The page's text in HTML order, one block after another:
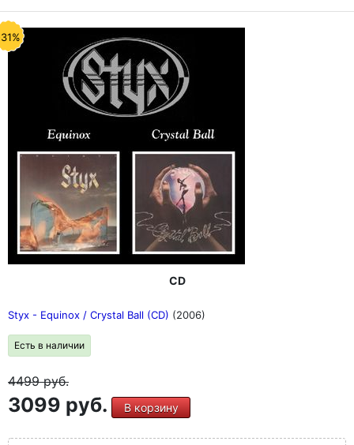
CD
Styx - Equinox / Crystal Ball (CD) (2006)
Есть в наличии
4499руб.
3099 руб. В корзину